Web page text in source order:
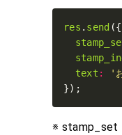
res . send
text : '
});
※ stamp_set